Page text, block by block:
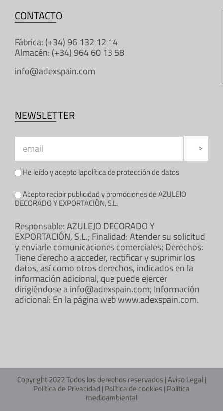
CONTACTO
Fábrica: (+34) 96 132 12 14
Almacén: (+34) 964 60 13 58
info@adexspain.com
NEWSLETTER
He leído y acepto lapolítica de protección de datos
Acepto recibir publicidad y promociones de AZULEJO
DECORADO Y EXPORTACIÓN, S.L.
Responsable: AZULEJO DECORADO Y
EXPORTACIÓN, S.L.; Finalidad: Atender su solicitud
y enviarle comunicaciones comerciales; Derechos:
Tiene derecho a acceder, rectificar y suprimir los
datos, así como otros derechos, indicados en la
información adicional, que puede ejercer
dirigiéndose a info@adexspain.com; Información
adicional: En la página web www.adexspain.com.
Copyright 2022 Todos los derechos reservados |Aviso Legal|
Política de Privacidad |Política de cookies |Política
medioambiental